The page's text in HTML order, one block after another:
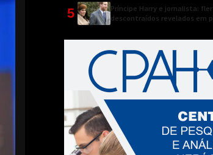
5
Príncipe Harry e jornalista:
descontraídos revelados em